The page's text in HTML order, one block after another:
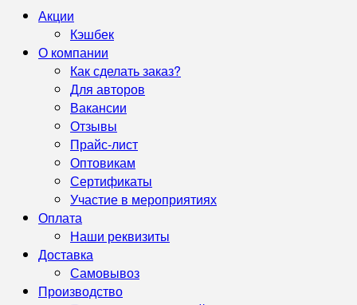
Акции
Кэшбек
О компании
Как сделать заказ?
Для авторов
Вакансии
Отзывы
Прайс-лист
Оптовикам
Сертификаты
Участие в мероприятиях
Оплата
Наши реквизиты
Доставка
Самовывоз
Производство